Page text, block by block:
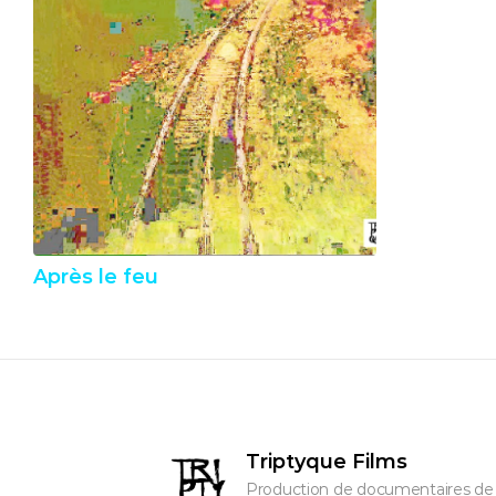
Après le feu
Triptyque Films
Production de documentaires de